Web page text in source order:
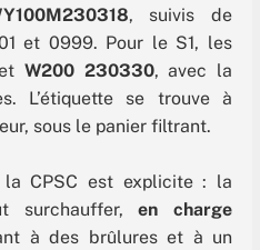
, suivis de
et 0999. Pour le S1, les
W200 230330, avec la
L’étiquette se trouve à
sous le panier filtrant.
CPSC est explicite : la
surchauffer,en charge
à des brûlures et à un